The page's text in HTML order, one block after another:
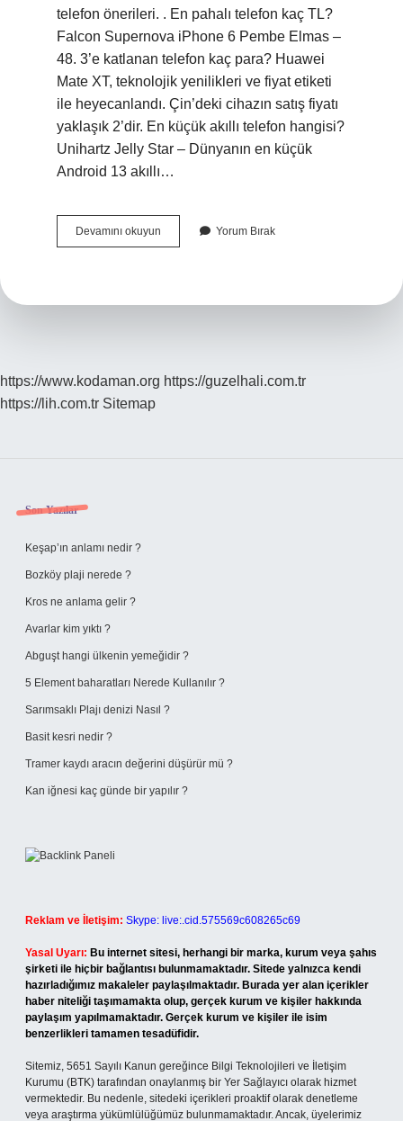
telefon önerileri. . En pahalı telefon kaç TL?
Falcon Supernova iPhone 6 Pembe Elmas –
48. 3’e katlanan telefon kaç para? Huawei
Mate XT, teknolojik yenilikleri ve fiyat etiketi
ile heyecanlandı. Çin’deki cihazın satış fiyatı
yaklaşık 2’dir. En küçük akıllı telefon hangisi?
Unihartz Jelly Star – Dünyanın en küçük
Android 13 akıllı…
Devamını okuyun Dünyanın
En
Yorum Bırak
https://www.kodaman.org https://guzelhali.com.tr
https://lih.com.tr Sitemap
Sidebar
Son Yazılar
Keşap’ın anlamı nedir ?
Bozköy plaji nerede ?
Kros ne anlama gelir ?
Avarlar kim yıktı ?
Abguşt hangi ülkenin yemeğidir ?
5 Element baharatları Nerede Kullanılır ?
Sarımsaklı Plajı denizi Nasıl ?
Basit kesri nedir ?
Tramer kaydı aracın değerini düşürür mü ?
Kan iğnesi kaç günde bir yapılır ?
Reklam ve İletişim: Skype: live:.cid.575569c608265c69
Yasal Uyarı: Bu internet sitesi, herhangi bir marka, kurum veya şahıs
şirketi ile hiçbir bağlantısı bulunmamaktadır. Sitede yalnızca kendi
hazırladığımız makaleler paylaşılmaktadır. Burada yer alan içerikler
haber niteliği taşımamakta olup, gerçek kurum ve kişiler hakkında
paylaşım yapılmamaktadır. Gerçek kurum ve kişiler ile isim
benzerlikleri tamamen tesadüfidir.
Sitemiz, 5651 Sayılı Kanun gereğince Bilgi Teknolojileri ve İletişim
Kurumu (BTK) tarafından onaylanmış bir Yer Sağlayıcı olarak hizmet
vermektedir. Bu nedenle, sitedeki içerikleri proaktif olarak denetleme
veya araştırma yükümlülüğümüz bulunmamaktadır. Ancak, üyelerimiz